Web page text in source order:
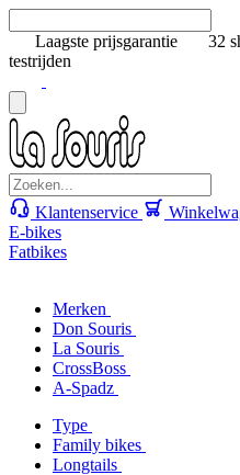
Laagste prijsgarantie 32
testrijden
Klantenservice
E-bikes
Fatbikes
Merken
Don Souris
La Souris
CrossBoss
A-Spadz
Type
Family bikes
Longtails